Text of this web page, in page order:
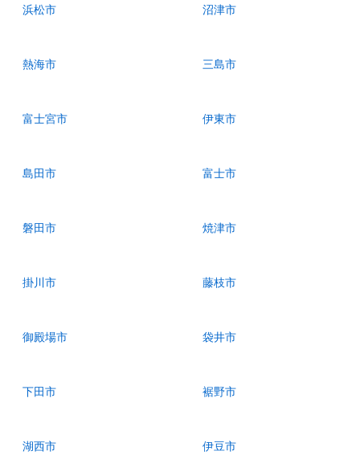
浜松市 沼津市
熱海市 三島市
富士宮市 伊東市
島田市 富士市
磐田市 焼津市
掛川市 藤枝市
御殿場市 袋井市
下田市 裾野市
湖西市 伊豆市